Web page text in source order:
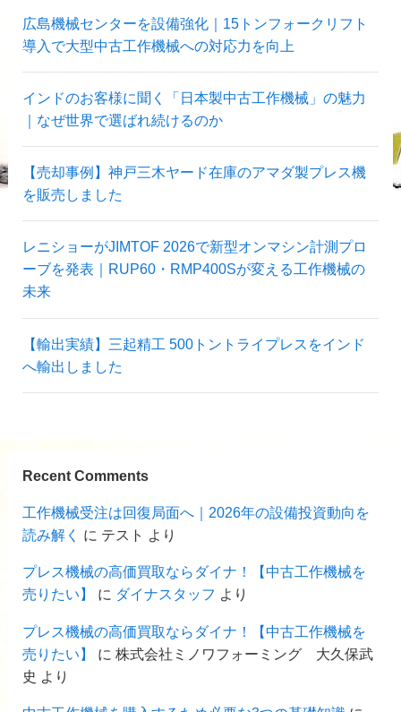
広島機械センターを設備強化｜15トンフォークリフト
導入で大型中古工作機械への対応力を向上
インドのお客様に聞く「日本製中古工作機械」の魅力
｜なぜ世界で選ばれ続けるのか
【売却事例】神戸三木ヤード在庫のアマダ製プレス機
を販売しました
レニショーがJIMTOF 2026で新型オンマシン計測プロ
ーブを発表｜RUP60・RMP400Sが変える工作機械の
未来
【輸出実績】三起精工 500トントライプレスをインド
へ輸出しました
Recent Comments
工作機械受注は回復局面へ｜2026年の設備投資動向を
読み解く
に テスト より
プレス機械の高価買取ならダイナ！【中古工作機械を
売りたい】
に ダイナスタッフ より
プレス機械の高価買取ならダイナ！【中古工作機械を
売りたい】
に 株式会社ミノワフォーミング 大久保武
史 より